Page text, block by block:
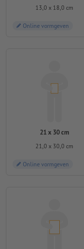
13,0 x 18,0 cm
Online vormgeven
21 x 30 cm
21,0 x 30,0 cm
Online vormgeven